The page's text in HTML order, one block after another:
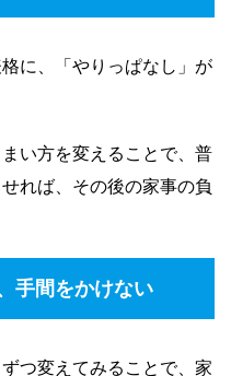
に、「やりっぱなし」が
い方を変えることで、普
れば、その後の家事の負
手間をかけない
つ変えてみることで、家